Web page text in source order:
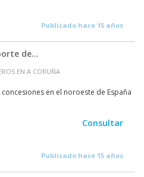
Publicado hace 15 años
de...
EN A CORUÑA
en el noroeste de España
Consultar
Publicado hace 15 años